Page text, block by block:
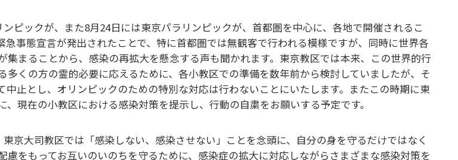
ピックが、また8月24日には東京パラリンピックが、首都圏を中心に、各地で開催されるこ
急事態宣言が発出されたことで、特に首都圏では無観客で行われる模様ですが、同時に世界各
集まることから、感染の再拡大を懸念する声も聞かれます。東京教区では本来、この世界的行
多くの方の霊的必要に応えるために、各小教区での準備を数年前から検討していましたが、そ
中止とし、オリンピックのための特別な対応は行わないことにいたします。またこの時期に東
、現在の小教区における感染対策を提示し、行動の自粛をお願いする予定です。
京大司教区では「感染しない、感染させない」ことを念頭に、自分の身を守るだけではなく
慮をもってお互いのいのちを守るために、感染症の拡大に対応しながらさまざまな感染対策を